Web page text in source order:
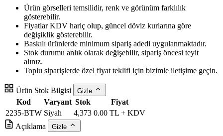
Ürün görselleri temsilidir, renk ve görünüm farklılık
gösterebilir.
Fiyatlar KDV hariç olup, güncel döviz kurlarına göre
değişiklik gösterebilir.
Baskılı ürünlerde minimum sipariş adedi uygulanmaktadır.
Stok durumu anlık olarak değişebilir, sipariş öncesi teyit
alınız.
Toplu siparişlerde özel fiyat teklifi için bizimle iletişime geçin.
Ürün Stok Bilgisi Gizle
Kod Varyant Stok
Fiyat
2235-BTW Siyah 4,373 0.00 TL + KDV
Açıklama
Gizle